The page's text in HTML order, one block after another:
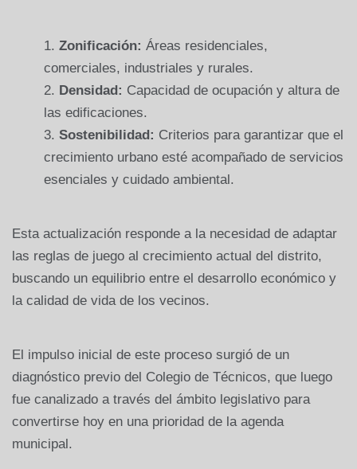
Zonificación: Áreas residenciales,
comerciales, industriales y rurales.
Densidad: Capacidad de ocupación y altura de
las edificaciones.
Sostenibilidad: Criterios para garantizar que el
crecimiento urbano esté acompañado de servicios
esenciales y cuidado ambiental.
Esta actualización responde a la necesidad de adaptar
las reglas de juego al crecimiento actual del distrito,
buscando un equilibrio entre el desarrollo económico y
la calidad de vida de los vecinos.
El impulso inicial de este proceso surgió de un
diagnóstico previo del Colegio de Técnicos, que luego
fue canalizado a través del ámbito legislativo para
convertirse hoy en una prioridad de la agenda
municipal.